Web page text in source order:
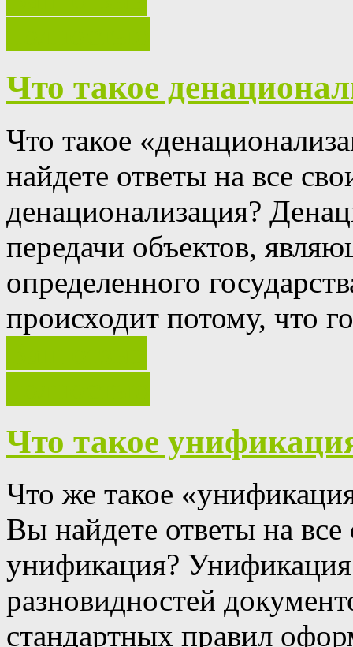
Что такое
Что такое
найдете ответы на все
денационализация?
передачи объектов,
определенного
происходит потому, что
Что такое
Что же такое
Вы найдете ответы на
унификация?
разновидностей
стандартных правил